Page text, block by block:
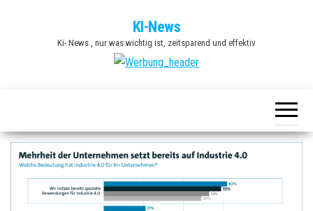
KI-News
Ki- News , nur was wichtig ist, zeitsparend und effektiv